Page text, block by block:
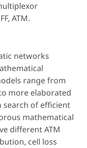
ATM.
networks
range from
more elaborated
search of efficient
mathematical
different ATM
cell loss